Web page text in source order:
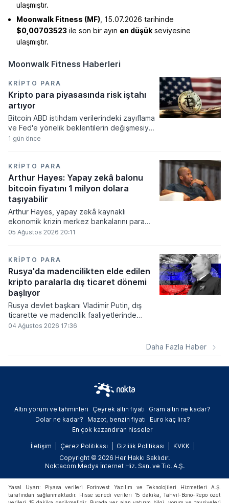
ulaşmıştır.
Moonwalk Fitness (MF) , 15.07.2026 tarihinde
$0,00703523 ile son bir ayın en düşük seviyesine
ulaşmıştır.
Moonwalk Fitness Haberleri
KRIPTO PARA
Kripto para piyasasında risk iştahı
artıyor
Bitcoin ABD istihdam verilerindeki zayıflama
ve Fed'e yönelik beklentilerin değişmesiyle
haftayı yükselişle kapattı. Kripto para
açıklanacak enflasyon rakamlarına ve
küresel gelişmelere çevrildi.
1 gün önce
KRIPTO PARA
Arthur Hayes: Yapay zekâ balonu
bitcoin fiyatını 1 milyon dolara
taşıyabilir
Arthur Hayes, yapay zekâ kaynaklı
ekonomik krizin merkez bankalarını para
basmaya zorlayacağını ve bu durumun
kayıplarının tetikleyeceği kredi krizinin
küresel likidite artışına yol açacağını belirtti
ve bitcoinin bu süreçte en hızlı tepki veren
varlık olacağı vurguladı.
05 Ağustos 2026 20:11
KRIPTO PARA
Rusya'da madencilikten elde edilen
kripto paralarla dış ticaret dönemi
başlıyor
Rusya devlet başkanı Vladimir Putin, dış
ticarette ve madencilik faaliyetlerinde
kripto varlıkların kullanımına onay veren
04 Ağustos 2026 17:36
Daha Fazla Haber
Altın yorum ve tahminleri Çeyrek altın fiyatı
Gram altın ne kadar?
Dolar ne kadar?
Mazot, benzin fiyatı
Euro kaç lira?
En çok kazandıran hisseler
İletişim Çerez Politikası Gizlilik Politikası
KVKK
Copyright © 2026 Her Hakkı Saklıdır.
Noktacom Medya İnternet Hiz. San. ve Tic. A.Ş.
Yasal Uyarı: Piyasa verileri Forinvest Yazılım ve Teknolojileri Hizmetleri A.Ş.
tarafından sağlanmaktadır. Hisse senedi verileri 15 dakika, Tahvil-Bono-Repo özet